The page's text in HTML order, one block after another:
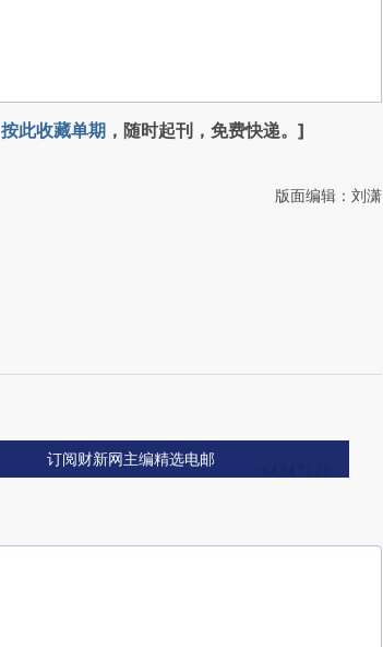
按此收藏单期 ，随时起刊，免费快递。]
版面编辑：刘潇
订阅财新网主编精选电邮